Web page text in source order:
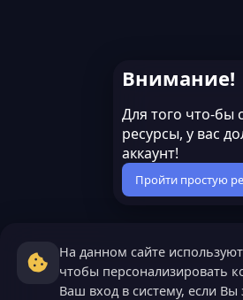
Внимание!
Для того что-бы
ресурсы, у вас
аккаунт!
Пройти простую
На данном сайте
чтобы персонализировать
Ваш вход в систему, если Вы